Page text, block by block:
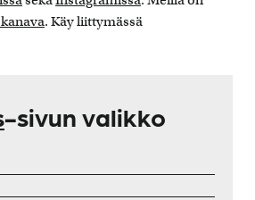
. Käy liittymässä
-sivun valikko